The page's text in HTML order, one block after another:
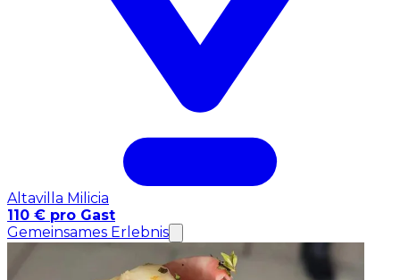
Altavilla Milicia
110 € pro Gast
Gemeinsames Erlebnis